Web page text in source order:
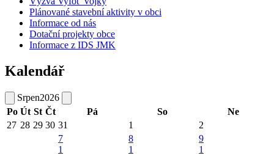
Plánované stavební aktivity v obci
Informace od nás
Dotační projekty obce
Informace z IDS JMK
Kalendář
Srpen2026
Po Út St Čt Pá So
Ne
27 28 29 30 31 1 2
7
1
8
1
9
1